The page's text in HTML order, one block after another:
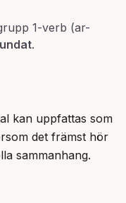
1-verb (ar-
.
kan uppfattas som
det främst hör
sammanhang.